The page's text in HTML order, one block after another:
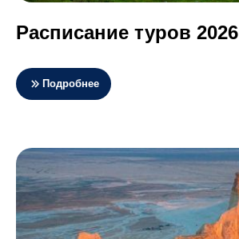
Расписание туров 2026
Подробнее